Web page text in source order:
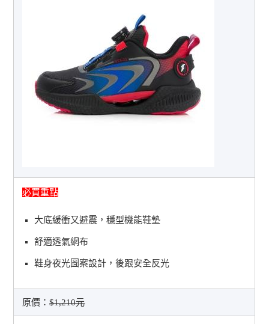
必買重點
大底緩衝又避震，穩型機能鞋墊
舒適透氣網布
鞋身夜光圖案設計，後跟安全反光
原價：$1,210元